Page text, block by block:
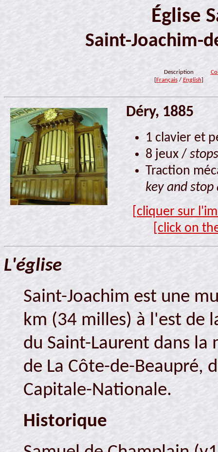
Église
Saint-Joachim-
Description
Français/ English
Déry, 1885
1 clavier et
8 jeux / stops
Traction
key and stop
[cliquer sur
[click on
L'église
Saint-Joachim est une
km (34 milles) à l'est de
du Saint-Laurent dans
de La Côte-de-Beaupré,
Capitale-Nationale.
Historique